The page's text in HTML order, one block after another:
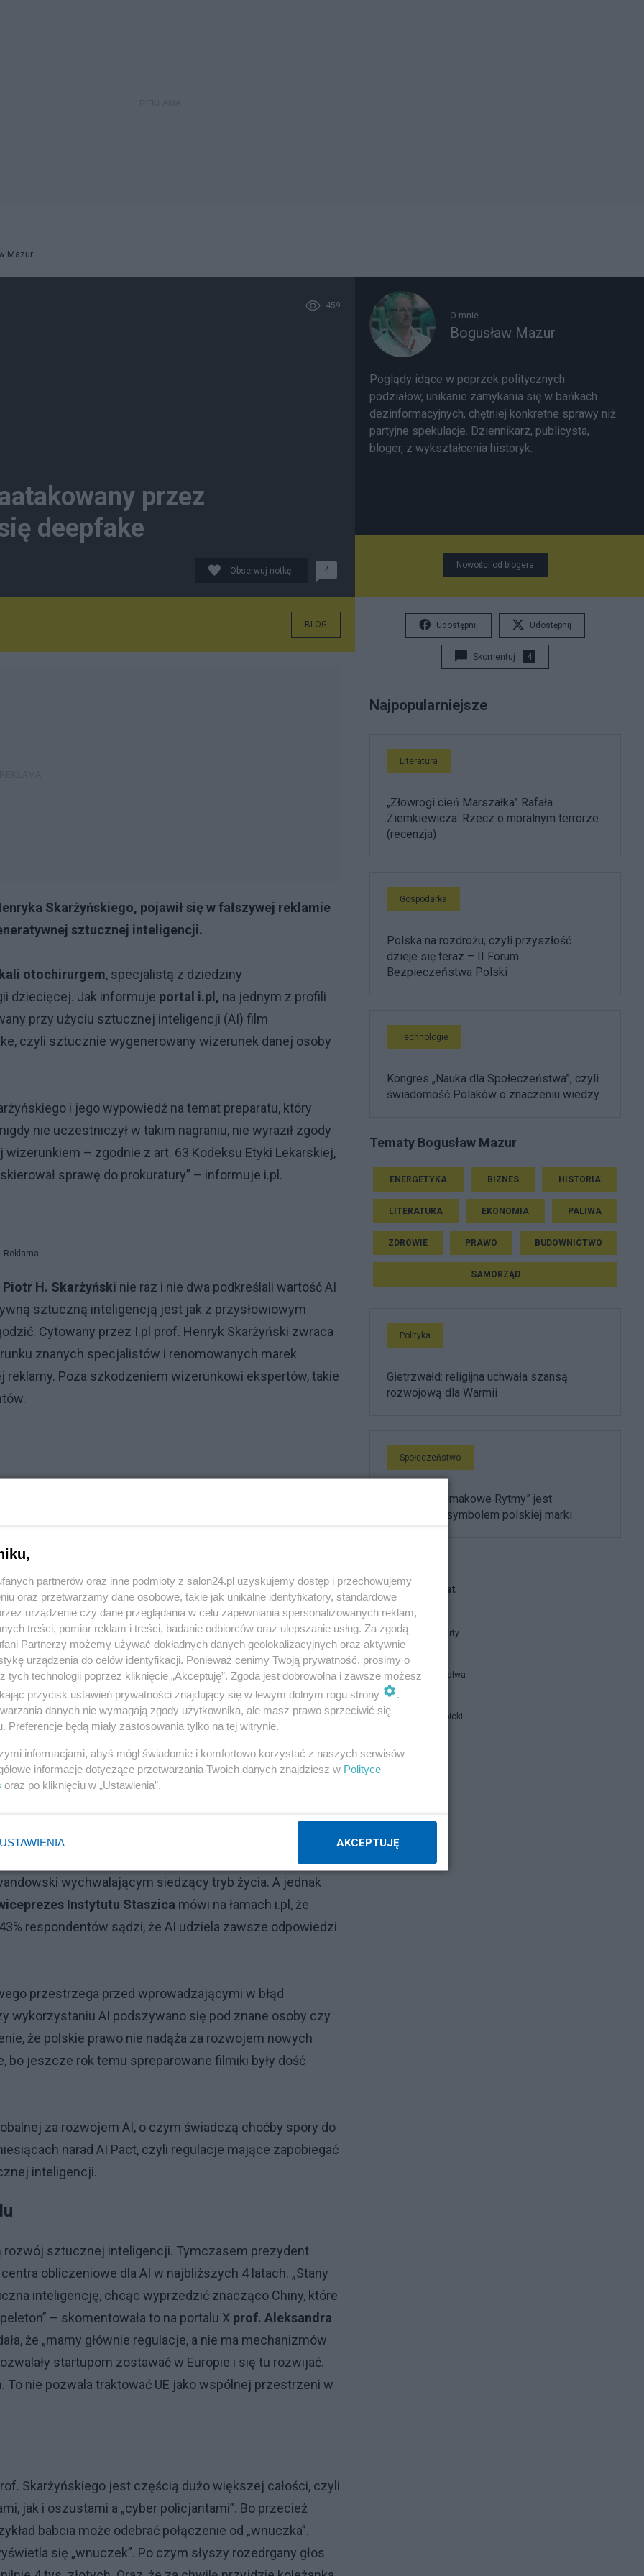
Mazur
459
przez
deepfake
Obserwuj notkę 4
BLOG
Skarżyńskiego, pojawił się w fałszywej reklamie
sztucznej inteligencji.
otochirurgem, specjalistą z dziedziny
dziecięcej. Jak informuje portal i.pl , na jednym z profili
przy użyciu sztucznej inteligencji (AI) film
czyli sztucznie wygenerowany wizerunek danej osoby
i jego wypowiedź na temat preparatu, który
nie uczestniczył w takim nagraniu, nie wyraził zgody
– zgodnie z art. 63 Kodeksu Etyki Lekarskiej,
sprawę do prokuratury” – informuje i.pl.
Reklama
H. Skarżyński nie raz i nie dwa podkreślali wartość AI
sztuczną inteligencją jest jak z przysłowiowym
Cytowany przez I.pl prof. Henryk Skarżyński zwraca
znanych specjalistów i renomowanych marek
Poza szkodzeniem wizerunkowi ekspertów, takie
wizerunku prof. Skarżyńskiego powinien wzbudzić
słuchu, który zachwala preparat rzekomo
wychwalającym siedzący tryb życia. A jednak
Instytutu Staszica mówi na łamach i.pl, że
respondentów sądzi, że AI udziela zawsze odpowiedzi
przestrzega przed wprowadzającymi w błąd
wykorzystaniu AI podszywano się pod znane osoby czy
że polskie prawo nie nadąża za rozwojem nowych
bo jeszcze rok temu spreparowane filmiki były dość
za rozwojem AI, o czym świadczą choćby spory do
narad AI Pact, czyli regulacje mające zapobiegać
inteligencji.
rozwój sztucznej inteligencji. Tymczasem prezydent
obliczeniowe dla AI w najbliższych 4 latach. „Stany
inteligencję, chcąc wyprzedzić znacząco Chiny, które
– skomentowała to na portalu X prof. Aleksandra
że „mamy głównie regulacje, a nie ma mechanizmów
startupom zostawać w Europie i się tu rozwijać.
nie pozwala traktować UE jako wspólnej przestrzeni w
Skarżyńskiego jest częścią dużo większej całości, czyli
jak i oszustami a „cyber policjantami”. Bo przecież
babcia może odebrać połączenie od „wnuczka”.
się „wnuczek”. Po czym słyszy rozedrgany głos
O mnie
Bogusław Mazur
Poglądy idące w poprzek politycznych
podziałów, unikanie zamykania się w bańkach
dezinformacyjnych, chętniej konkretne sprawy niż
partyjne spekulacje. Dziennikarz, publicysta,
bloger, z wykształcenia historyk.
Nowości od blogera
Udostępnij Udostępnij
Skomentuj 4
Najpopularniejsze
Literatura
„Złowrogi cień Marszałka” Rafała
Ziemkiewicza. Rzecz o moralnym terrorze
(recenzja)
Gospodarka
Polska na rozdrożu, czyli przyszłość
dzieje się teraz – II Forum
Bezpieczeństwa Polski
Technologie
Kongres „Nauka dla Społeczeństwa”, czyli
świadomość Polaków o znaczeniu wiedzy
Tematy Bogusław Mazur
ENERGETYKA BIZNES HISTORIA
LITERATURA EKONOMIA PALIWA
ZDROWIE PRAWO BUDOWNICTWO
SAMORZĄD
Polityka
Gietrzwałd: religijna uchwała szansą
rozwojową dla Warmii
Społeczeństwo
Festiwal „Ślimakowe Rytmy” jest
światowym symbolem polskiej marki
Blogi na ten temat
Układ Otwarty
Romuald Kałwa
Jan Filip Libicki
partnerów oraz inne podmioty z salon24.pl uzyskujemy dostęp i przechowujemy
oraz przetwarzamy dane osobowe, takie jak unikalne identyfikatory, standardowe
urządzenie czy dane przeglądania w celu zapewniania spersonalizowanych reklam,
treści, pomiar reklam i treści, badanie odbiorców oraz ulepszanie usług. Za zgodą
Partnerzy możemy używać dokładnych danych geolokalizacyjnych oraz aktywnie
urządzenia do celów identyfikacji. Ponieważ cenimy Twoją prywatność, prosimy o
tych technologii poprzez kliknięcie „Akceptuję”. Zgoda jest dobrowolna i zawsze możesz
przycisk ustawień prywatności znajdujący się w lewym dolnym rogu strony
.
danych nie wymagają zgody użytkownika, ale masz prawo sprzeciwić się
Preferencje będą miały zastosowania tylko na tej witrynie.
informacjami, abyś mógł świadomie i komfortowo korzystać z naszych serwisów
informacje dotyczące przetwarzania Twoich danych znajdziesz w Polityce
oraz po kliknięciu w „Ustawienia”.
USTAWIENIA AKCEPTUJĘ